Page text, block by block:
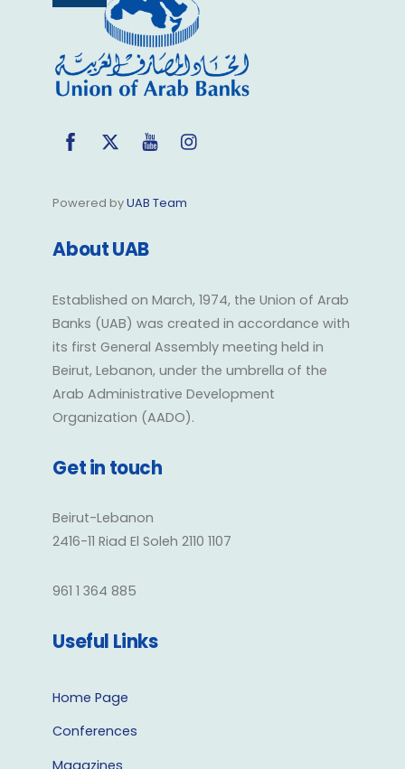
Top
Facebook
Twitter YouTube
Powered byUAB Team
About UAB
Established on March, 1974, the Union of Arab
Banks (UAB) was created in accordance with
its first General Assembly meeting held in
Beirut, Lebanon, under the umbrella of the
Arab Administrative Development
Organization (AADO).
Get in touch
Beirut-Lebanon
2416-11 Riad El Soleh 2110 1107
961 1 364 885
Useful Links
Home Page
Conferences
Magazines